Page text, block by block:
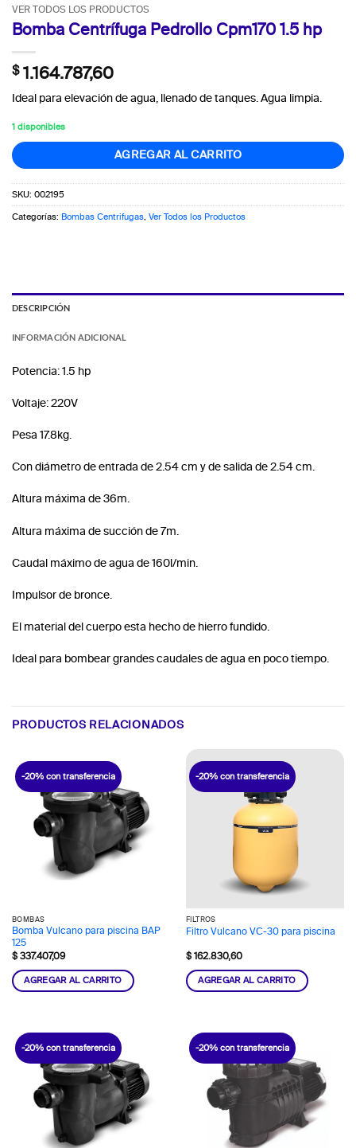
VER TODOS LOS PRODUCTOS
Bomba Centrífuga Pedrollo Cpm170 1.5 hp
$1.164.787,60
Ideal para elevación de agua, llenado de tanques. Agua limpia.
1 disponibles
AGREGAR AL CARRITO
SKU: 002195
Categorías: Bombas Centrifugas, Ver Todos los Productos
DESCRIPCIÓN
INFORMACIÓN ADICIONAL
Potencia: 1.5 hp
Voltaje: 220V
Pesa 17.8kg.
Con diámetro de entrada de 2.54 cm y de salida de 2.54 cm.
Altura máxima de 36m.
Altura máxima de succión de 7m.
Caudal máximo de agua de 160l/min.
Impulsor de bronce.
El material del cuerpo esta hecho de hierro fundido.
Ideal para bombear grandes caudales de agua en poco tiempo.
PRODUCTOS RELACIONADOS
-20% con transferencia
BOMBAS
Bomba Vulcano para piscina BAP
125
$337.407,09
AGREGAR AL CARRITO
-20% con transferencia
FILTROS
Filtro Vulcano VC-30 para piscina
$162.830,60
AGREGAR AL CARRITO
-20% con transferencia -20% con transferencia